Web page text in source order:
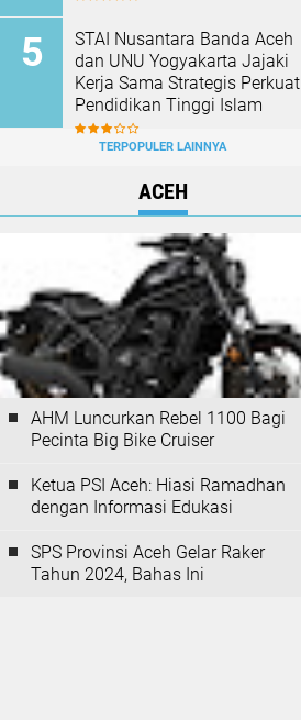
STAI Nusantara Banda Aceh
dan UNU Yogyakarta Jajaki
Kerja Sama Strategis Perkuat
Pendidikan Tinggi Islam
TERPOPULER LAINNYA
ACEH
AHM Luncurkan Rebel 1100 Bagi
Pecinta Big Bike Cruiser
Ketua PSI Aceh: Hiasi Ramadhan
dengan Informasi Edukasi
SPS Provinsi Aceh Gelar Raker
Tahun 2024, Bahas Ini